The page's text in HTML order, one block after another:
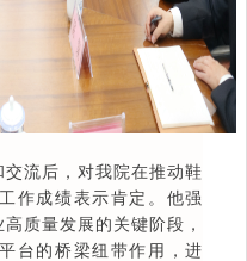
流后，对我院在推动鞋
作成绩表示肯定。他强
质量发展的关键阶段，
台的桥梁纽带作用，进